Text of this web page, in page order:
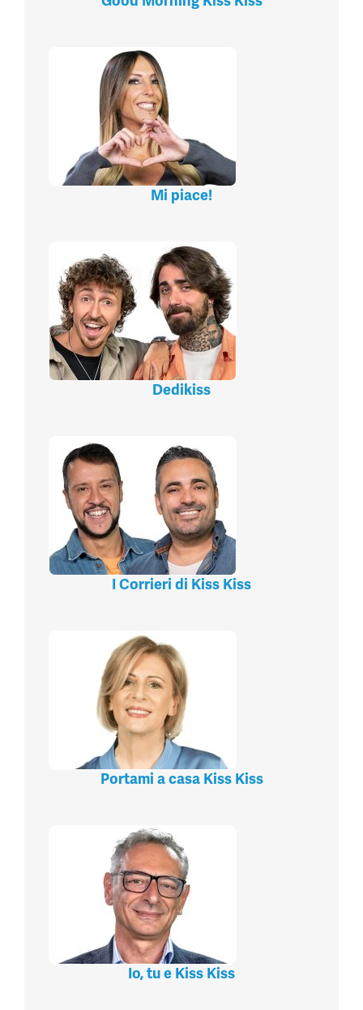
Mi piace!
Dedikiss
I Corrieri di Kiss Kiss
Portami a casa Kiss Kiss
Io, tu e Kiss Kiss